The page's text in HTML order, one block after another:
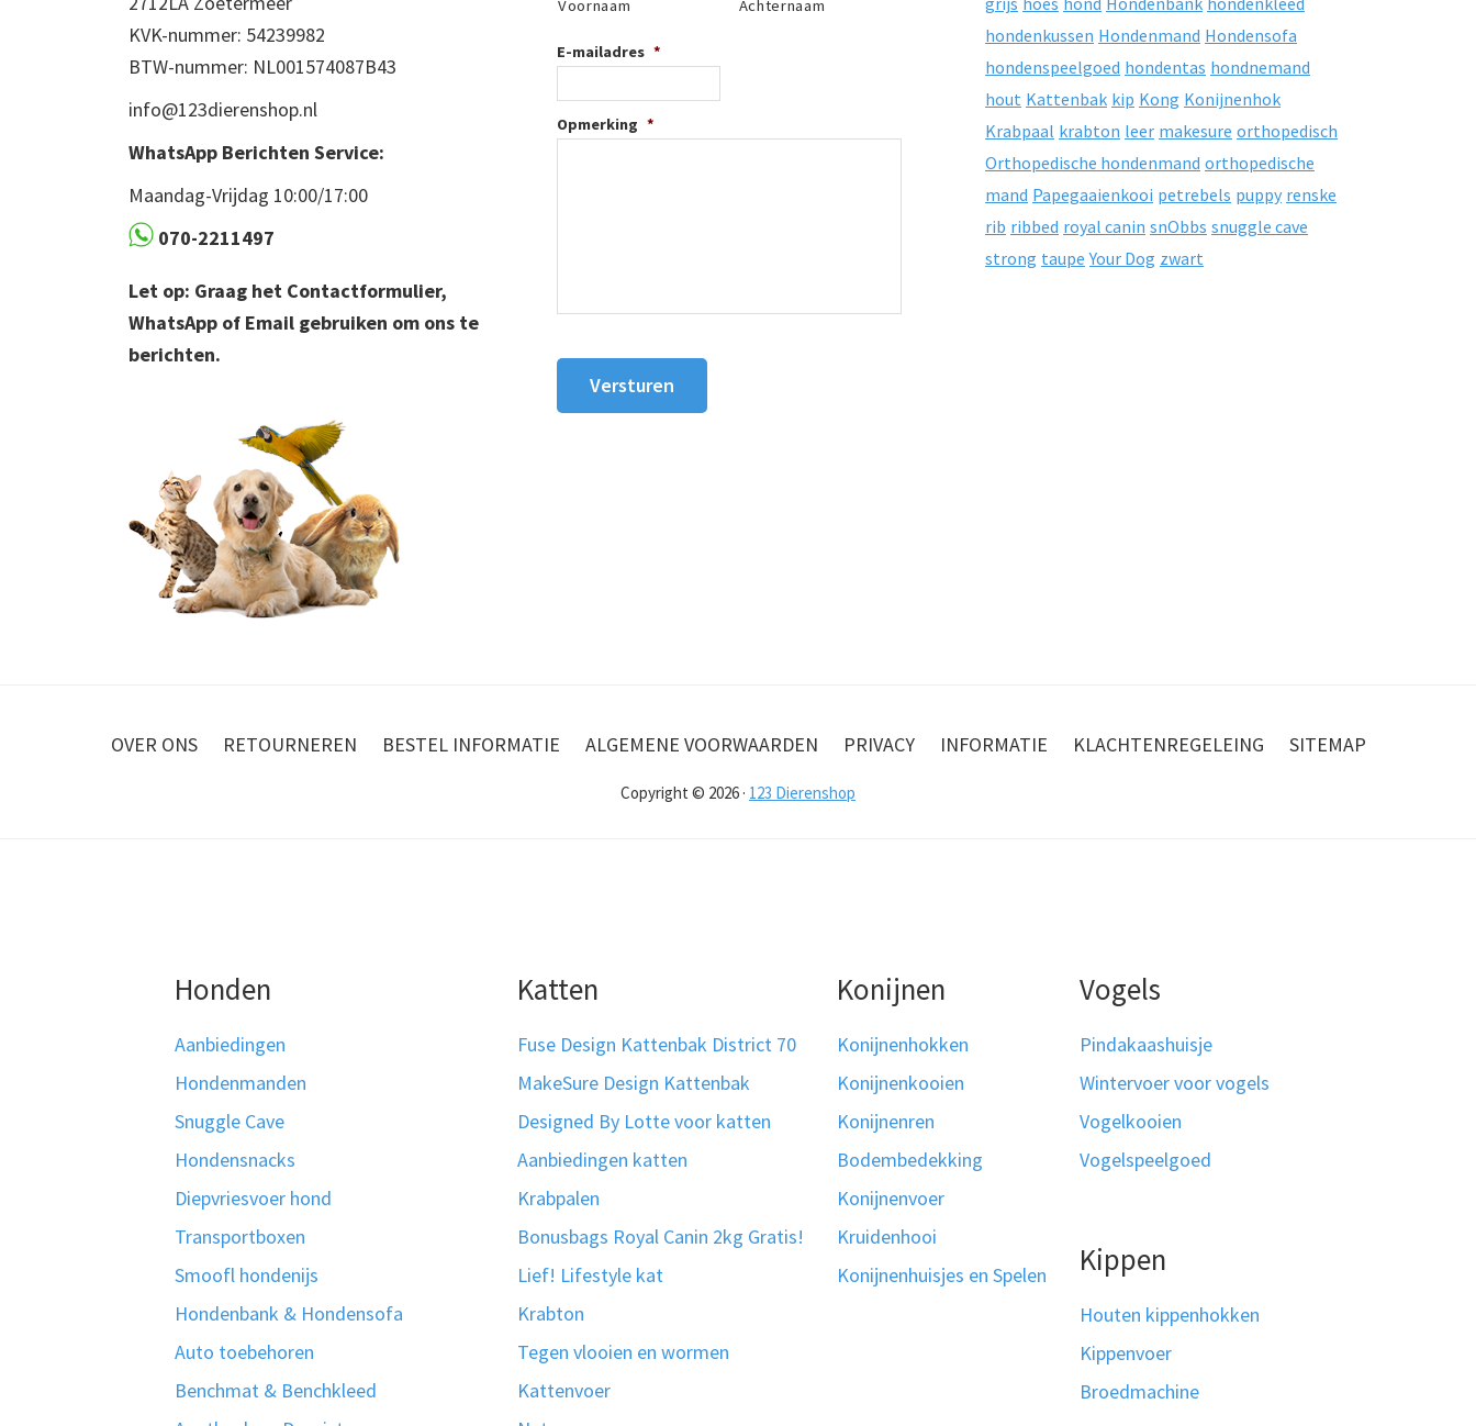
KVK-nummer: 54239982
BTW-nummer: NL001574087B43
info@123dierenshop.nl
WhatsApp Berichten Service:
Maandag-Vrijdag 10:00/17:00
070-2211497
Let op: Graag het Contactformulier,
WhatsApp of Email gebruiken om ons te
berichten.
Voornaam Achternaam
E-mailadres *
Opmerking *
hondenkussen Hondenmand Hondensofa
hondenspeelgoed hondentas hondnemand
hout Kattenbak kip Kong Konijnenhok
Krabpaal krabton leer makesure orthopedisch
Orthopedische hondenmand orthopedische
mand Papegaaienkooi petrebels puppy renske
rib ribbed royal canin snObbs snuggle cave
strong taupe Your Dog zwart
OVER ONS RETOURNEREN BESTEL INFORMATIE ALGEMENE VOORWAARDEN PRIVACY INFORMATIE KLACHTENREGELEING SITEMAP
Copyright © 2026 · 123 Dierenshop
Honden
Aanbiedingen
Hondenmanden
Snuggle Cave
Hondensnacks
Diepvriesvoer hond
Transportboxen
Smoofl hondenijs
Hondenbank & Hondensofa
Auto toebehoren
Benchmat & Benchkleed
Katten
Fuse Design Kattenbak District 70
MakeSure Design Kattenbak
Designed By Lotte voor katten
Aanbiedingen katten
Krabpalen
Bonusbags Royal Canin 2kg Gratis!
Lief! Lifestyle kat
Krabton
Tegen vlooien en wormen
Kattenvoer
Konijnen
Konijnenhokken
Konijnenkooien
Konijnenren
Bodembedekking
Konijnenvoer
Kruidenhooi
Konijnenhuisjes en Spelen
Vogels
Pindakaashuisje
Wintervoer voor vogels
Vogelkooien
Vogelspeelgoed
Kippen
Houten kippenhokken
Kippenvoer
Broedmachine